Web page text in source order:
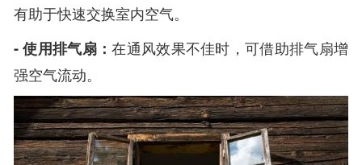
有助于快速交换室内空气。
- 使用排气扇：在通风效果不佳时，可借助排气扇增
强空气流动。